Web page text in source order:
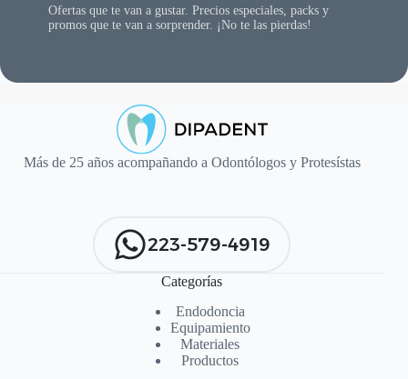
Ofertas que te van a gustar. Precios especiales, packs y
promos que te van a sorprender. ¡No te las pierdas!
Más de 25 años acompañando a Odontólogos y Protesístas
223-579-4919
Categorías
Endodoncia
Equipamiento
Materiales
Productos